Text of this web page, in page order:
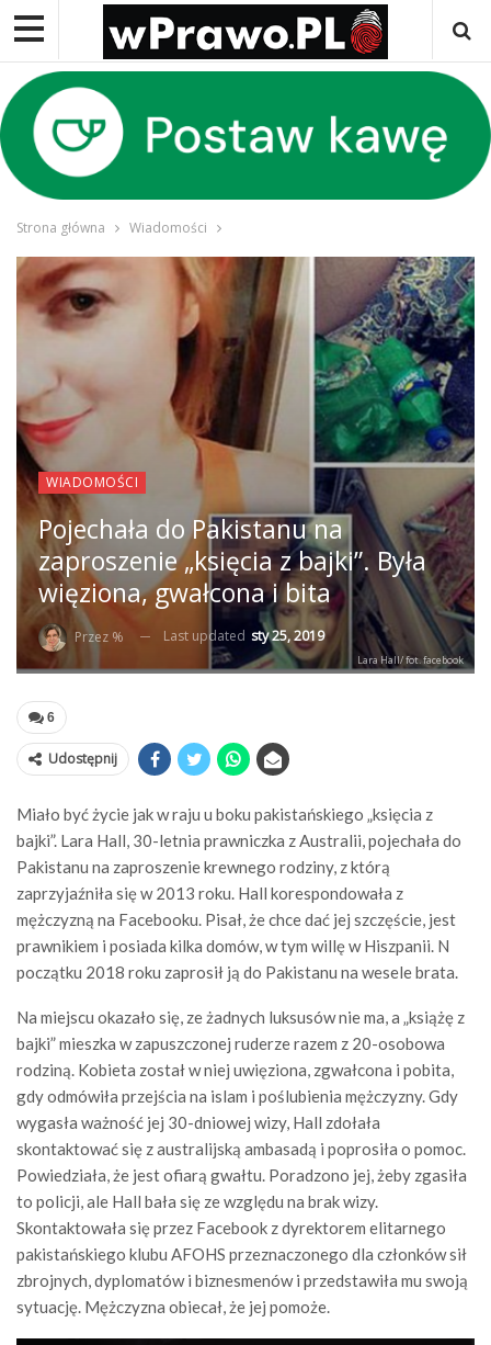
Strona główna Wiadomości
WIADOMOŚCI
Pojechała do Pakistanu na
zaproszenie „księcia z bajki”. Była
więziona, gwałcona i bita
Przez % Last updated sty 25, 2019
Lara Hall/ fot. facebook
6
Udostępnij
Miało być życie jak w raju u boku pakistańskiego „księcia z
bajki”. Lara Hall, 30-letnia prawniczka z Australii, pojechała do
Pakistanu na zaproszenie krewnego rodziny, z którą
zaprzyjaźniła się w 2013 roku. Hall korespondowała z
mężczyzną na Facebooku. Pisał, że chce dać jej szczęście, jest
prawnikiem i posiada kilka domów, w tym willę w Hiszpanii. N
początku 2018 roku zaprosił ją do Pakistanu na wesele brata.
Na miejscu okazało się, ze żadnych luksusów nie ma, a „książę z
bajki” mieszka w zapuszczonej ruderze razem z 20-osobowa
rodziną. Kobieta został w niej uwięziona, zgwałcona i pobita,
gdy odmówiła przejścia na islam i poślubienia mężczyzny. Gdy
wygasła ważność jej 30-dniowej wizy, Hall zdołała
skontaktować się z australijską ambasadą i poprosiła o pomoc.
Powiedziała, że jest ofiarą gwałtu. Poradzono jej, żeby zgasiła
to policji, ale Hall bała się ze względu na brak wizy.
Skontaktowała się przez Facebook z dyrektorem elitarnego
pakistańskiego klubu AFOHS przeznaczonego dla członków sił
zbrojnych, dyplomatów i biznesmenów i przedstawiła mu swoją
sytuację. Mężczyzna obiecał, że jej pomoże.